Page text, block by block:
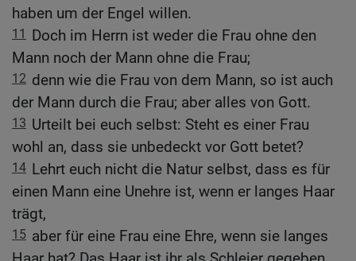
haben um der Engel willen.
11
Doch im Herrn ist weder die Frau ohne den
Mann noch der Mann ohne die Frau;
12 denn wie die Frau von dem Mann, so ist auch
der Mann durch die Frau; aber alles von Gott.
13 Urteilt bei euch selbst: Steht es einer Frau
wohl an, dass sie unbedeckt vor Gott betet?
14 Lehrt euch nicht die Natur selbst, dass es für
einen Mann eine Unehre ist, wenn er langes Haar
trägt,
15 aber für eine Frau eine Ehre, wenn sie langes